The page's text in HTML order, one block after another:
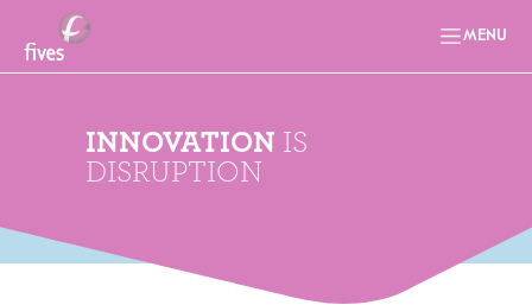
MENU
INNOVATION IS
DISRUPTION